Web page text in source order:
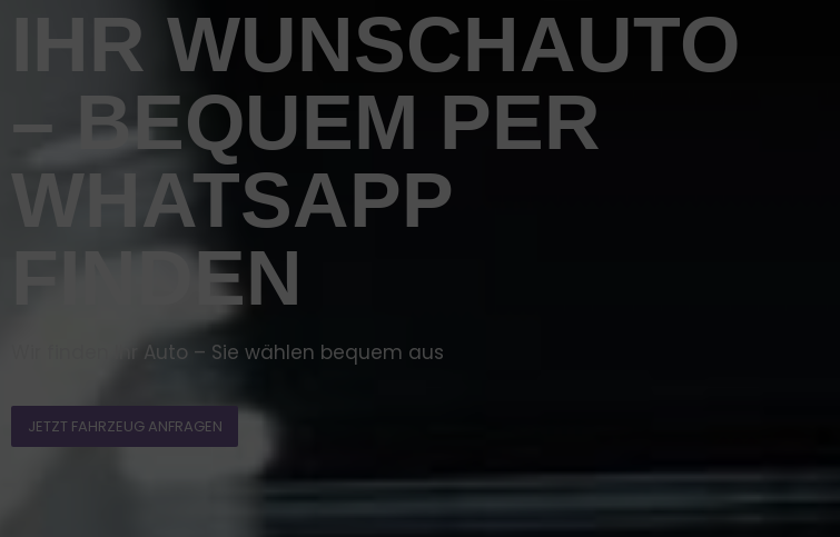
IHR WUNSCHAUTO
– BEQUEM PER
WHATSAPP
FINDEN
Wir finden Ihr Auto – Sie wählen bequem aus
JETZT FAHRZEUG ANFRAGEN